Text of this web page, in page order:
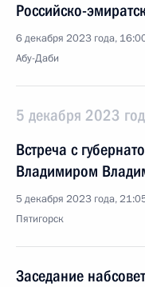
Российско-
6 декабря 2023 года,
Абу-Даби
5 декабря 2023
Встреча с
Владимиром
5 декабря 2023 года,
Пятигорск
Заседание